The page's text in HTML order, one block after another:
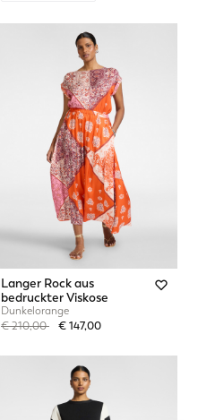
Langer Rock aus
bedruckter Viskose
Dunkelorange
Price reduced from
€ 210,00to€ 147,00